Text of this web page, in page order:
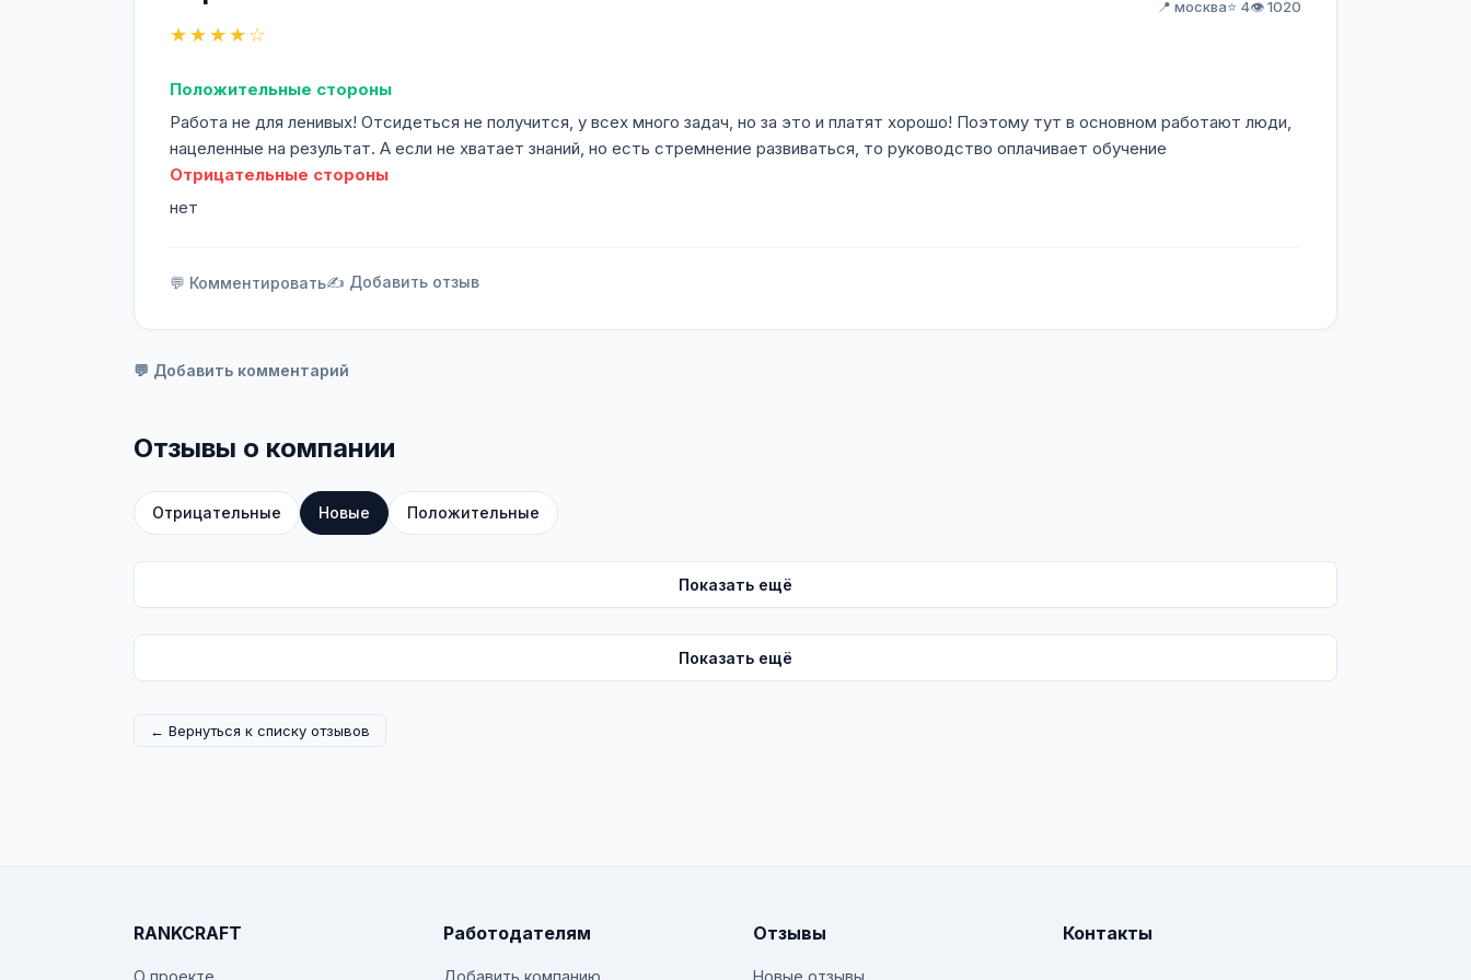
★★★★☆
📍 москва⭐ 4👁️ 1020
Положительные стороны
Работа не для ленивых! Отсидеться не получится, у всех много задач, но за это и платят хорошо! Поэтому тут в основном работают люди,
нацеленные на результат. А если не хватает знаний, но есть стремнение развиваться, то руководство оплачивает обучение
Отрицательные стороны
нет
💬 Комментировать✍️ Добавить отзыв
💬 Добавить комментарий
Отзывы о компании
Отрицательные Новые Положительные
Показать ещё
Показать ещё
← Вернуться к списку отзывов
RANKCRAFT
О проекте
Работодателям
Добавить компанию
Отзывы
Новые отзывы
Контакты